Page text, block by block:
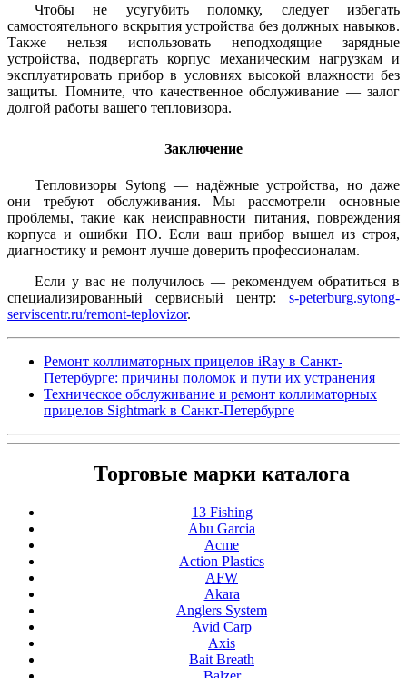
Чтобы не усугубить поломку, следует избегать
самостоятельного вскрытия устройства без должных навыков.
Также нельзя использовать неподходящие зарядные
устройства, подвергать корпус механическим нагрузкам и
эксплуатировать прибор в условиях высокой влажности без
защиты. Помните, что качественное обслуживание — залог
долгой работы вашего тепловизора.
Заключение
Тепловизоры Sytong — надёжные устройства, но даже
они требуют обслуживания. Мы рассмотрели основные
проблемы, такие как неисправности питания, повреждения
корпуса и ошибки ПО. Если ваш прибор вышел из строя,
диагностику и ремонт лучше доверить профессионалам.
Если у вас не получилось — рекомендуем обратиться в
специализированный сервисный центр: s-peterburg.sytong-
serviscentr.ru/remont-teplovizor.
Ремонт коллиматорных прицелов iRay в Санкт-
Петербурге: причины поломок и пути их устранения
Техническое обслуживание и ремонт коллиматорных
прицелов Sightmark в Санкт-Петербурге
Торговые марки каталога
13 Fishing
Abu Garcia
Acme
Action Plastics
AFW
Akara
Anglers System
Avid Carp
Axis
Bait Breath